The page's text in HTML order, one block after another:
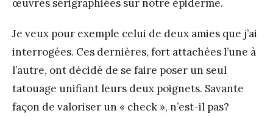
œuvres sérigraphiées sur notre épiderme.
Je veux pour exemple celui de deux amies que j’ai
interrogées. Ces dernières, fort attachées l’une à
l’autre, ont décidé de se faire poser un seul
tatouage unifiant leurs deux poignets. Savante
façon de valoriser un « check », n’est-il pas?